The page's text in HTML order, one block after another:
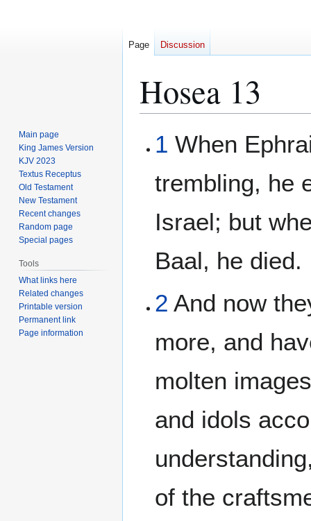
Hosea 13
toto
1 When
trembling, he
Israel; but
Baal, he died.
2 And now
more, and
molten
and idols
of the
Page Discussion
Main page
King James Version
KJV 2023
Textus Receptus
Old Testament
New Testament
Recent changes
Random page
Special pages
Tools
What links here
Related changes
Printable version
Permanent link
Page information